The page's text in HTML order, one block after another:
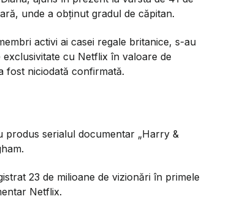
unde a obținut gradul de căpitan.
activi ai casei regale britanice, s-au
cu Netflix în valoare de
fost niciodată confirmată.
produs serialul documentar „Harry &
23 de milioane de vizionări în primele
Netflix.